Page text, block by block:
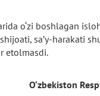
o‘zi boshlagan
sa’y-harakati
etolmasdi.
O‘zbekiston